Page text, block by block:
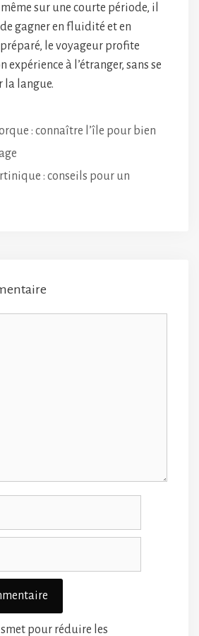
sur une courte période, il
gagner en fluidité et en
le voyageur profite
expérience à l’étranger, sans se
la langue.
: connaître l’île pour bien
: conseils pour un
pour réduire les